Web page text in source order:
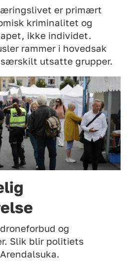
er primært
kriminalitet og
ikke individet.
rammer i hovedsak
utsatte grupper.
og
Slik blir politiets